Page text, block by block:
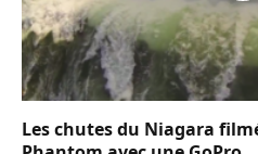
Les chutes du Niagara